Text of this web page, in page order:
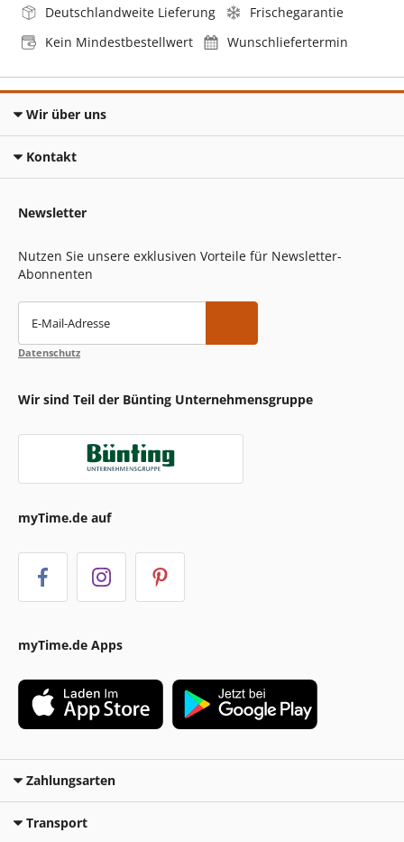
Deutschlandweite Lieferung
Frischegarantie
Kein Mindestbestellwert
Wunschliefertermin
Wir über uns
Kontakt
Newsletter
Nutzen Sie unsere exklusiven Vorteile für Newsletter-
Abonnenten
E-Mail-Adresse
Datenschutz
Wir sind Teil der Bünting Unternehmensgruppe
myTime.de auf
myTime.de Apps
Zahlungsarten
Transport